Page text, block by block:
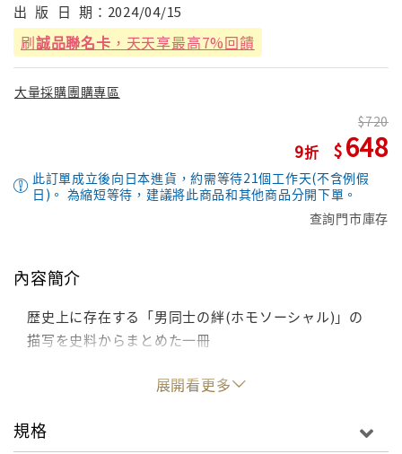
出 版 日 期： 2024/04/15
刷誠品聯名卡 ，天天享最高7%回饋
大量採購團購專區
9
720
648
此訂單成立後向日本進貨，約需等待21個工作天(不含例假
日)。 為縮短等待，建議將此商品和其他商品分開下單。
查詢門市庫存
內容簡介
歴史上に存在する「男同士の絆(ホモソーシャル)」の
描写を史料からまとめた一冊
展開看更多
規格